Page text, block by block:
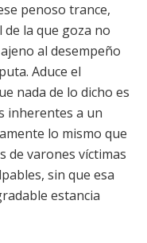
penoso trance,
de la que goza no
al desempeño
Aduce el
nada de lo dicho es
inherentes a un
lo mismo que
de varones víctimas
sin que esa
estancia